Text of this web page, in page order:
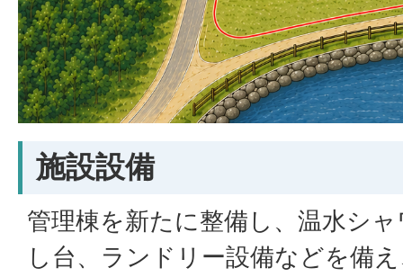
施設設備
管理棟を新たに整備し、温水シ
し台、ランドリー設備などを備